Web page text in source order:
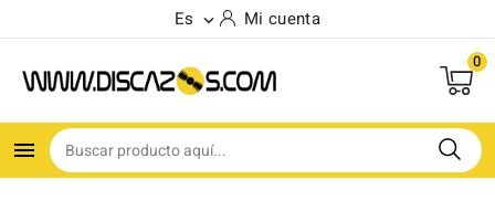
Es  Mi cuenta
0
